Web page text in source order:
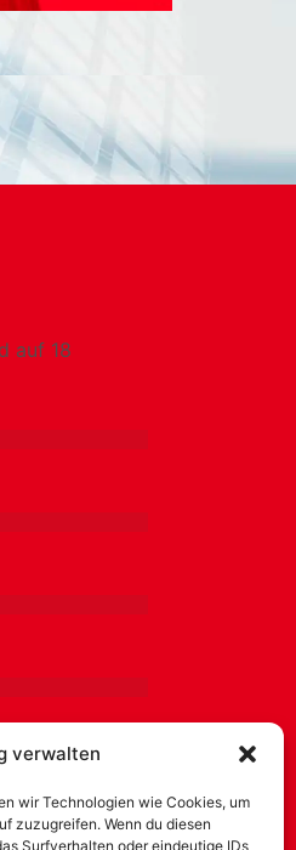
verwalten
wir Technologien wie Cookies, um
zuzugreifen. Wenn du diesen
Surfverhalten oder eindeutige IDs
auf 18